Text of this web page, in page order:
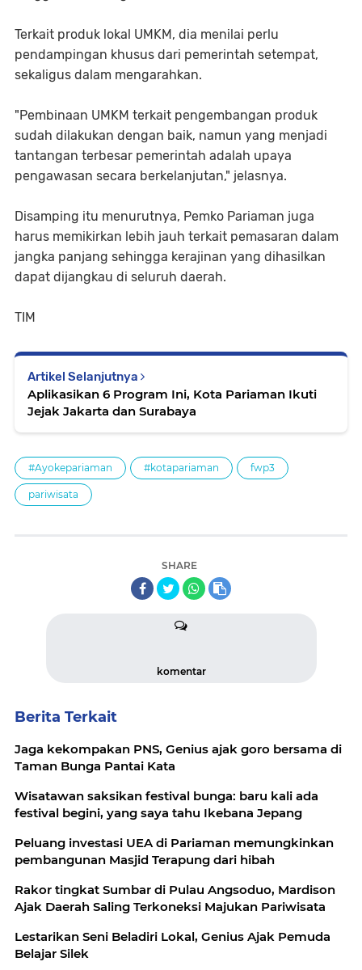
Terkait produk lokal UMKM, dia menilai perlu
pendampingan khusus dari pemerintah setempat,
sekaligus dalam mengarahkan.
"Pembinaan UMKM terkait pengembangan produk
sudah dilakukan dengan baik, namun yang menjadi
tantangan terbesar pemerintah adalah upaya
pengawasan secara berkelanjutan," jelasnya.
Disamping itu menurutnya, Pemko Pariaman juga
harus memikirkan lebih jauh terkait pemasaran dalam
jangka panjang sehingga kerajinan yang dihasilkan
dapat dijangkau di seluruh daerah.
TIM
Artikel Selanjutnya
Aplikasikan 6 Program Ini, Kota Pariaman Ikuti
Jejak Jakarta dan Surabaya
#Ayokepariaman #kotapariaman fwp3
pariwisata
SHARE
komentar
Berita Terkait
Jaga kekompakan PNS, Genius ajak goro bersama di
Taman Bunga Pantai Kata
Wisatawan saksikan festival bunga: baru kali ada
festival begini, yang saya tahu Ikebana Jepang
Peluang investasi UEA di Pariaman memungkinkan
pembangunan Masjid Terapung dari hibah
Rakor tingkat Sumbar di Pulau Angsoduo, Mardison
Ajak Daerah Saling Terkoneksi Majukan Pariwisata
Lestarikan Seni Beladiri Lokal, Genius Ajak Pemuda
Belajar Silek